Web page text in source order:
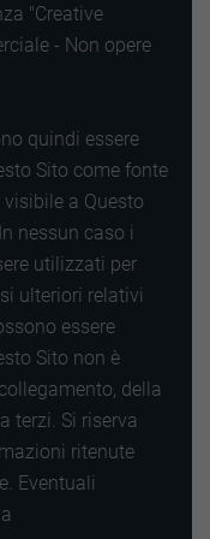
"Creative
- Non opere
quindi essere
Sito come fonte
a Questo
nessun caso i
utilizzati per
ulteriori relativi
essere
Sito non è
della
terzi. Si riserva
ritenute
Eventuali